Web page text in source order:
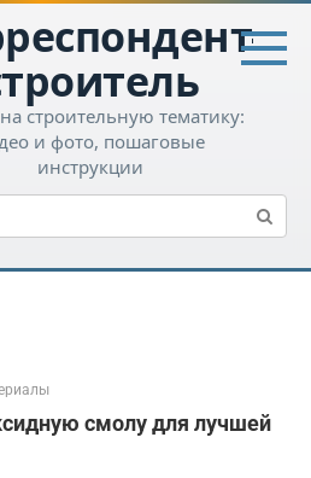
строительную тематику:
и фото, пошаговые
инструкции
смолу для лучшей